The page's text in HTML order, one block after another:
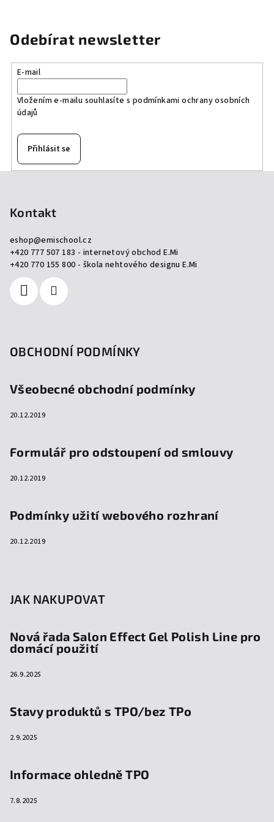
Odebírat newsletter
E-mail
Vložením e-mailu souhlasíte s podmínkami ochrany osobních
údajů
Přihlásit se
Kontakt
eshop@emischool.cz
+420 777 507 183 - internetový obchod E.Mi
+420 770 155 800 - škola nehtového designu E.Mi
OBCHODNÍ PODMÍNKY
Všeobecné obchodní podmínky
20.12.2019
Formulář pro odstoupení od smlouvy
20.12.2019
Podmínky užití webového rozhraní
20.12.2019
JAK NAKUPOVAT
Nová řada Salon Effect Gel Polish Line pro
domácí použití
26.9.2025
Stavy produktů s TPO/bez TPo
2.9.2025
Informace ohledně TPO
7.8.2025